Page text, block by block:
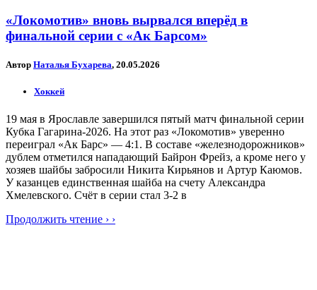
«Локомотив» вновь вырвался вперёд в
финальной серии с «Ак Барсом»
Автор Наталья Бухарева, 20.05.2026
Хоккей
19 мая в Ярославле завершился пятый матч финальной серии
Кубка Гагарина-2026. На этот раз «Локомотив» уверенно
переиграл «Ак Барс» — 4:1. В составе «железнодорожников»
дублем отметился нападающий Байрон Фрейз, а кроме него у
хозяев шайбы забросили Никита Кирьянов и Артур Каюмов.
У казанцев единственная шайба на счету Александра
Хмелевского. Счёт в серии стал 3-2 в
Продолжить чтение › ›